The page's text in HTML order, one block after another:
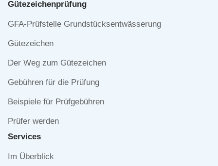
Gütezeichen­prüfung
Navigation
GFA-Prüfstelle Grundstücksentwässerung
Gütezeichen
Der Weg zum Gütezeichen
Gebühren für die Prüfung
Beispiele für Prüfgebühren
Prüfer werden
Services
Navigation
Im Überblick